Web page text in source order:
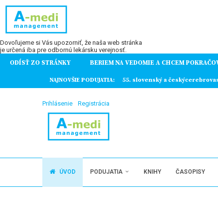
Dovoľujeme si Vás upozorniť, že naša web stránka
je určená iba pre odbornú lekársku verejnosť.
ODÍSŤ ZO STRÁNKY BERIEM NA VEDOMIE A CHCEM
NAJNOVŠIE PODUJATIA: 55. slovenský a
Prihlásenie Registrácia
ÚVOD PODUJATIA KNIHY ČASOPISY